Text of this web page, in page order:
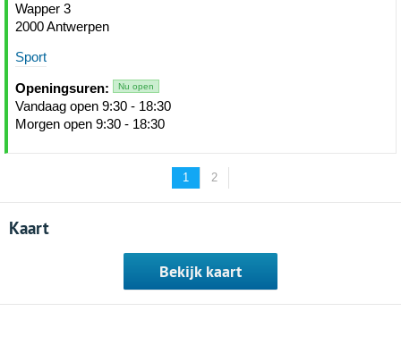
Wapper 3
2000 Antwerpen
Sport
Openingsuren: Nu open
Vandaag open 9:30 - 18:30
Morgen open 9:30 - 18:30
1 2
Kaart
Bekijk kaart